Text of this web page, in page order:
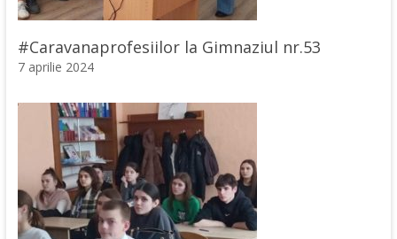
#Caravanaprofesiilor la Gimnaziul nr.53
7 aprilie 2024